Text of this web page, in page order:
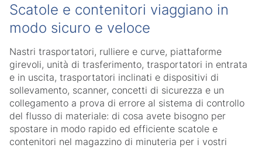
Scatole e contenitori viaggiano in
modo sicuro e veloce
Nastri trasportatori, rulliere e curve, piattaforme
girevoli, unità di trasferimento, trasportatori in entrata
e in uscita, trasportatori inclinati e dispositivi di
sollevamento, scanner, concetti di sicurezza e un
collegamento a prova di errore al sistema di controllo
del flusso di materiale: di cosa avete bisogno per
spostare in modo rapido ed efficiente scatole e
contenitori nel magazzino di minuteria per i vostri